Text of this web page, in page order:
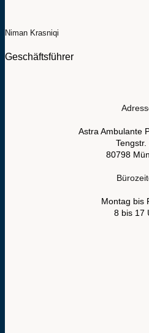
Niman Krasniqi
Geschäftsführer
Astra Ambulante
Tengstr.
80798
Montag bis
8 bis 17